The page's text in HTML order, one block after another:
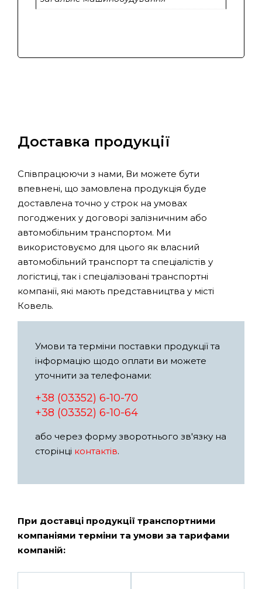
Доставка продукції
Співпрацюючи з нами, Ви можете бути
впевнені, що замовлена продукція буде
доставлена точно у строк на умовах
погоджених у договорі залізничним або
автомобільним транспортом. Ми
використовуємо для цього як власний
автомобільний транспорт та спеціалістів у
логістиці, так і спеціалізовані транспортні
компанії, які мають представництва у місті
Ковель.
Умови та терміни поставки продукції та
інформацію щодо оплати ви можете
уточнити за телефонами:
+38 (03352) 6-10-70
+38 (03352) 6-10-64
або через форму зворотнього зв'язку на
сторінці контактів.
При доставці продукції транспортними
компаніями терміни та умови за тарифами
компаній: